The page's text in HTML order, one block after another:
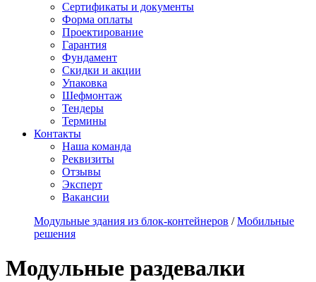
Сертификаты и документы
Форма оплаты
Проектирование
Гарантия
Фундамент
Скидки и акции
Упаковка
Шефмонтаж
Тендеры
Термины
Контакты
Наша команда
Реквизиты
Отзывы
Эксперт
Вакансии
Модульные здания из блок-контейнеров /Мобильные
решения
Модульные раздевалки